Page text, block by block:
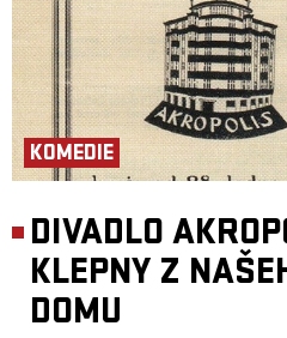
KOMEDIE
DIVADLO
KLEPNY Z
DOMU